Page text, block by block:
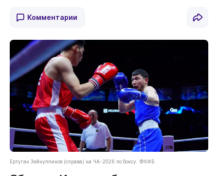
Комментарии
Ертуган Зейнуллинов (справа) на ЧА-2026 по боксу. ©КФБ